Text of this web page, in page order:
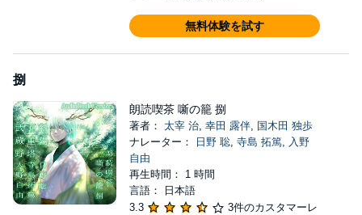
無料体験を試す
捌
朗読喫茶 噺の籠 捌
著者： 太宰 治, 幸田 露伴, 国木田 独歩
ナレーター：
日野 聡, 寺島 拓篤, 入野
自由
再生時間： 1 時間
言語： 日本語
3.3
3件のカスタマーレ